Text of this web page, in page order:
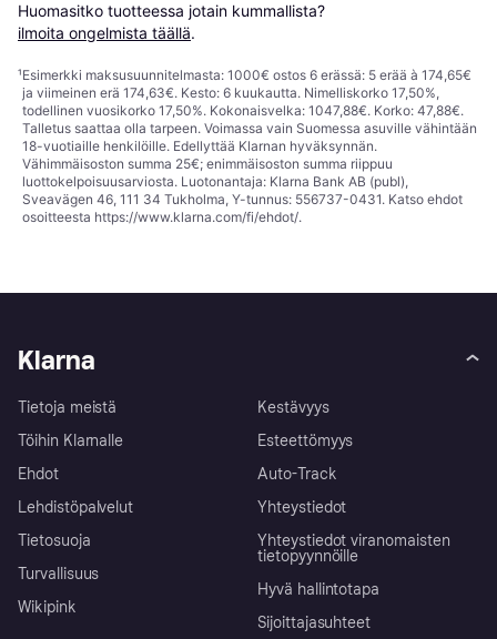
Huomasitko tuotteessa jotain kummallista?
ilmoita ongelmista täällä.
¹Esimerkki maksusuunnitelmasta: 1000€ ostos 6 erässä: 5 erää à 174,65€
ja viimeinen erä 174,63€. Kesto: 6 kuukautta. Nimelliskorko 17,50%,
todellinen vuosikorko 17,50%. Kokonaisvelka: 1047,88€. Korko: 47,88€.
Talletus saattaa olla tarpeen. Voimassa vain Suomessa asuville vähintään
18-vuotiaille henkilöille. Edellyttää Klarnan hyväksynnän.
Vähimmäisoston summa 25€; enimmäisoston summa riippuu
luottokelpoisuusarviosta. Luotonantaja: Klarna Bank AB (publ),
Sveavägen 46, 111 34 Tukholma, Y-tunnus: 556737-0431. Katso ehdot
osoitteesta https://www.klarna.com/fi/ehdot/.
Klarna
Tietoja meistä
Töihin Klarnalle
Ehdot
Lehdistöpalvelut
Tietosuoja
Turvallisuus
Wikipink
Kestävyys
Esteettömyys
Auto-Track
Yhteystiedot
Yhteystiedot viranomaisten
tietopyynnöille
Hyvä hallintotapa
Sijoittajasuhteet